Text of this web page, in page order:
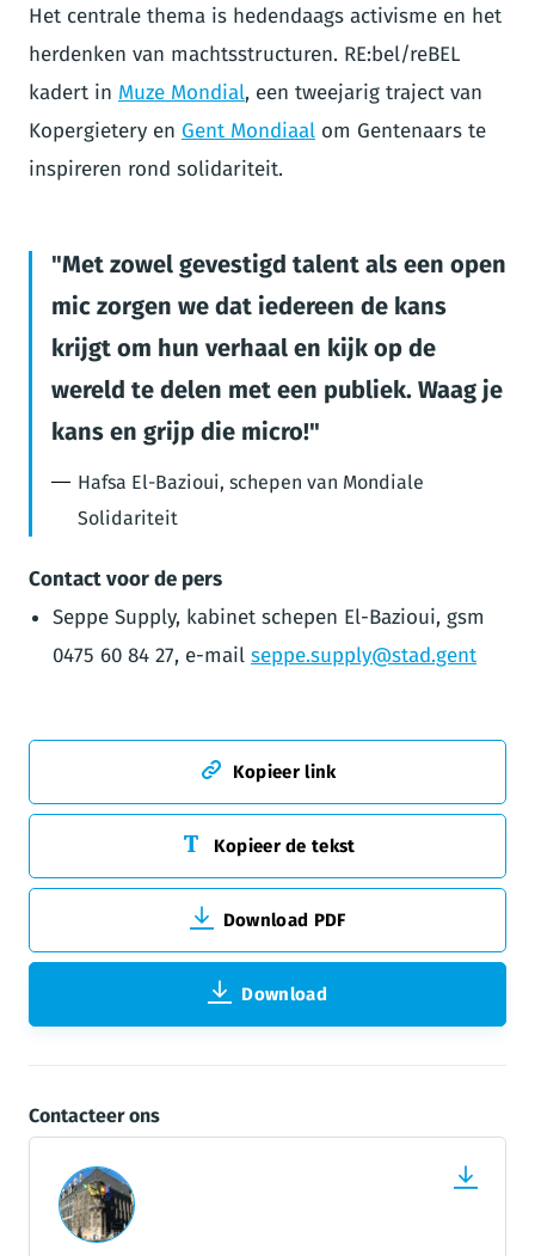
Het centrale thema is hedendaags activisme en het
herdenken van machtsstructuren. RE:bel/reBEL
kadert in Muze Mondial, een tweejarig traject van
Kopergietery en Gent Mondiaal om Gentenaars te
inspireren rond solidariteit.
Met zowel gevestigd talent als een open
mic zorgen we dat iedereen de kans
krijgt om hun verhaal en kijk op de
wereld te delen met een publiek. Waag je
kans en grijp die micro!
Hafsa El-Bazioui, schepen van Mondiale
Solidariteit
Contact voor de pers
Seppe Supply, kabinet schepen El-Bazioui, gsm
0475 60 84 27, e-mail seppe.supply@stad.gent
Kopieer link
Kopieer de tekst
Download PDF
Download
Contacteer ons